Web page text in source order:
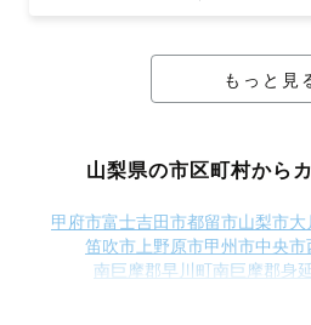
もっと見
山梨県の市区町村から
甲府市富士吉田市都留市山梨市大
笛吹市上野原市甲州市中央市
南巨摩郡早川町南巨摩郡身